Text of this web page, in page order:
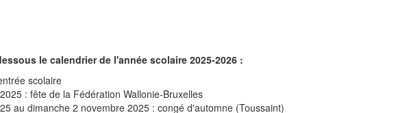
le calendrier de l'année scolaire 2025-2026 :
scolaire
: fête de la Fédération Wallonie-Bruxelles
au dimanche 2 novembre 2025 : congé d'automne (Toussaint)